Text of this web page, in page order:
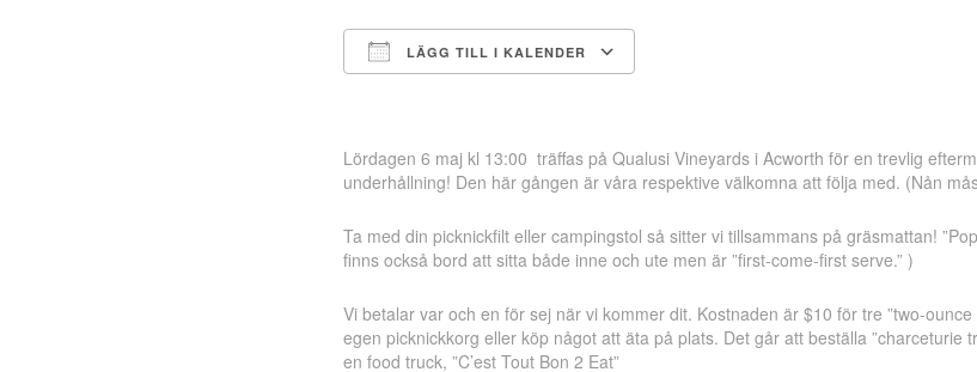
LÄGG TILL I KALENDER
Lördagen 6 maj kl 13:00 träffas på Qualusi Vineyards i Acworth för en trevlig
underhållning! Den här gången är våra respektive välkomna att följa med. (Nån
Ta med din picknickfilt eller campingstol så sitter vi tillsammans på gräsmattan!
finns också bord att sitta både inne och ute men är ”first-come-first serve.” )
Vi betalar var och en för sej när vi kommer dit. Kostnaden är $10 för tre ”two-
egen picknickkorg eller köp något att äta på plats. Det går att beställa ”charceturie
en food truck, ”C’est Tout Bon 2 Eat”